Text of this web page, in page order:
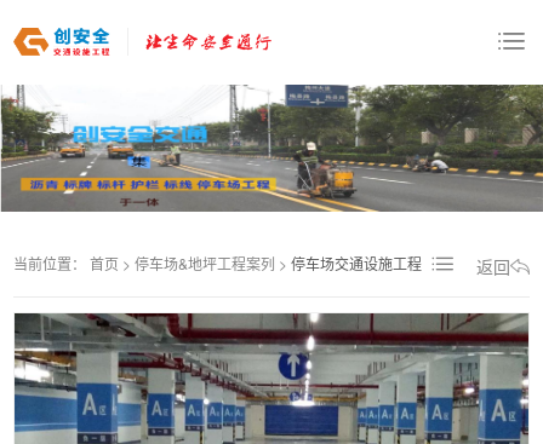
当前位置：首页 >停车场&地坪工程案列 >停车场交通设施工程 返回